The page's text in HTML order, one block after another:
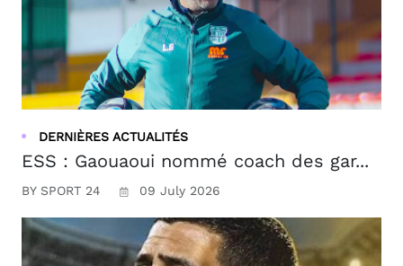
DERNIÈRES ACTUALITÉS
ESS : Gaouaoui nommé coach des gar...
BY SPORT 24 09 July 2026